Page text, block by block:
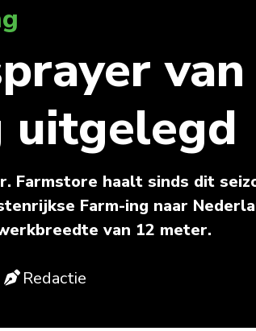
van
uitgelegd
Farmstore haalt sinds dit
Farm-ing naar
van 12 meter.
Redactie